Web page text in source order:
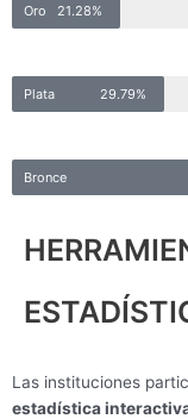
Oro 21.28%
Plata 29.79%
Bronce
Las instituciones
estadística